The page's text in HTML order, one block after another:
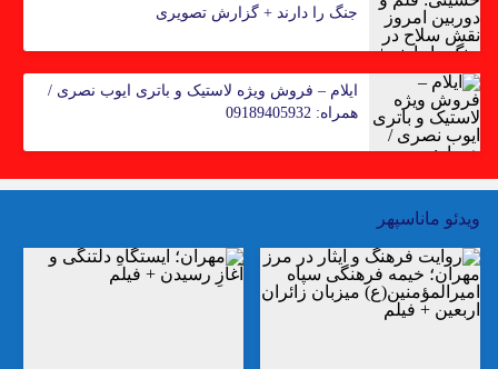
جنگ را دارند + گزارش تصویری
ایلام – فروش ویژه لاستیک و باتری ایوب نصری‌ /
همراه: 09189405932
ویدئو ماناسپهر